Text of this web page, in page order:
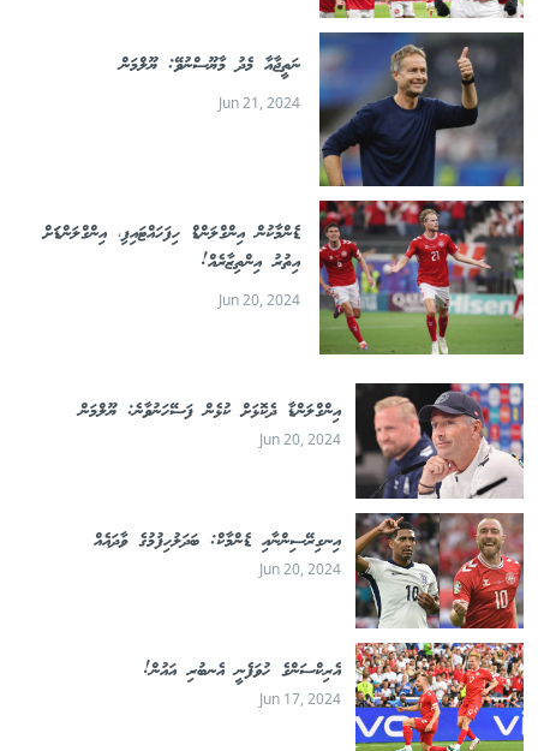
ނަތީޖާއާ މެދު މާޔޫސްނުވޭ: ޔޫލްމަން
Jun 21, 2024
ޑެންމާކުން އިންގްލަންޑް ހިފަހައްޓައިފި، އިންގްލަންޑަަށް
އިތުރު އިންތިޒާރެއް!
Jun 20, 2024
އިންގްލަންޑާ ދެކޮޅަށް ކުޅެން ފަސޭހަނުވާނެ: ޔޫލްމަން
Jun 20, 2024
އިނގިރޭސިންނާއި ޑެންމާކް: ބަދަލުހިފުމުގެ ވާދައެއް
Jun 20, 2024
އެރިކްސަންގެ ހުވަފެނީ އެނބުރި އައުން!
Jun 17, 2024